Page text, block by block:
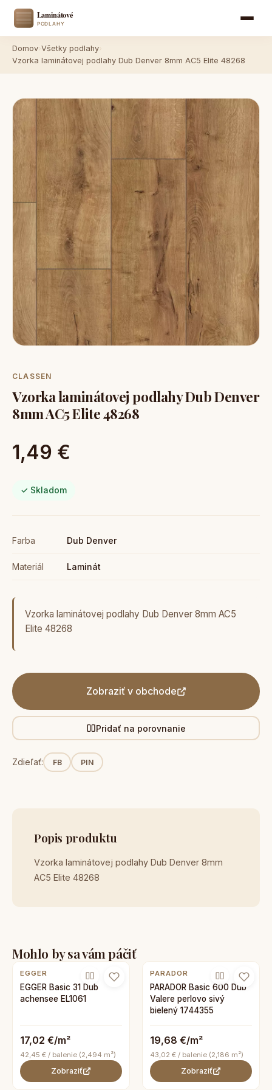
Domov Všetky podlahy
Vzorka laminátovej podlahy Dub Denver 8mm AC5 Elite 48268
CLASSEN
Vzorka laminátovej podlahy Dub Denver
8mm AC5 Elite 48268
1,49 €
✓ Skladom
Farba Dub Denver
Materiál Laminát
Vzorka laminátovej podlahy Dub Denver 8mm AC5
Elite 48268
Zobraziť v obchode
Pridať na porovnanie
Zdieľať: FB PIN
Popis produktu
Vzorka laminátovej podlahy Dub Denver 8mm
AC5 Elite 48268
Mohlo by sa vám páčiť
EGGER
EGGER Basic 31 Dub
achensee EL1061
17,02 €/m²
42,45 € / balenie (2,494 m²)
Zobraziť
PARADOR
PARADOR Basic 600 Dub
Valere perlovo sivý
bielený 1744355
19,68 €/m²
43,02 € / balenie (2,186 m²)
Zobraziť